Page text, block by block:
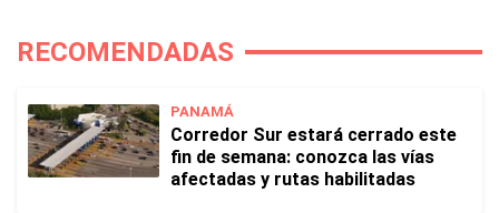
RECOMENDADAS
PANAMÁ
Corredor Sur estará cerrado este
fin de semana: conozca las vías
afectadas y rutas habilitadas